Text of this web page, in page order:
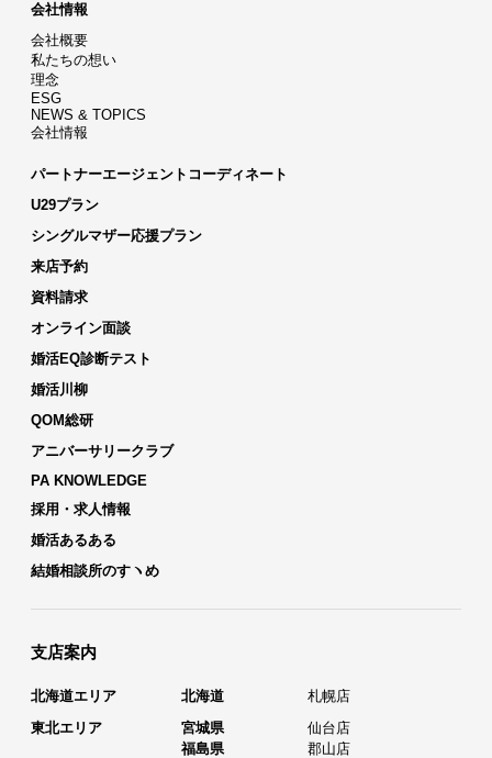
会社情報
会社概要
私たちの想い
理念
ESG
NEWS & TOPICS
会社情報
パートナーエージェントコーディネート
U29プラン
シングルマザー応援プラン
来店予約
資料請求
オンライン面談
婚活EQ診断テスト
婚活川柳
QOM総研
アニバーサリークラブ
PA KNOWLEDGE
採用・求人情報
婚活あるある
結婚相談所のすヽめ
支店案内
北海道エリア 北海道
札幌店
東北エリア
宮城県
仙台店
福島県
郡山店